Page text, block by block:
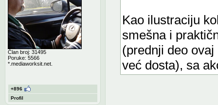
Član broj: 31495
Poruke: 5566
*.mediaworksit.net.
+896
Profil
Kao ilustraciju
smešna i
(prednji deo
već dosta), sa